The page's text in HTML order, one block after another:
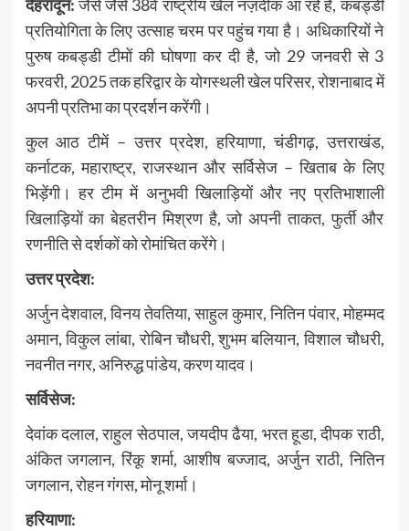
देहरादून:जैसे जैसे 38वें राष्ट्रीय खेल नज़दीक आ रहे हैं, कबड्डी
प्रतियोगिता के लिए उत्साह चरम पर पहुंच गया है। अधिकारियों ने
पुरुष कबड्डी टीमों की घोषणा कर दी है, जो 29 जनवरी से 3
फरवरी, 2025 तक हरिद्वार के योगस्थली खेल परिसर, रोशनाबाद में
अपनी प्रतिभा का प्रदर्शन करेंगी।
कुल आठ टीमें – उत्तर प्रदेश, हरियाणा, चंडीगढ़, उत्तराखंड,
कर्नाटक, महाराष्ट्र, राजस्थान और सर्विसेज – खिताब के लिए
भिड़ेंगी। हर टीम में अनुभवी खिलाड़ियों और नए प्रतिभाशाली
खिलाड़ियों का बेहतरीन मिश्रण है, जो अपनी ताकत, फुर्ती और
रणनीति से दर्शकों को रोमांचित करेंगे।
उत्तर प्रदेश:
अर्जुन देशवाल, विनय तेवतिया, साहुल कुमार, नितिन पंवार, मोहम्मद
अमान, विकुल लांबा, रोबिन चौधरी, शुभम बलियान, विशाल चौधरी,
नवनीत नगर, अनिरुद्ध पांडेय, करण यादव।
सर्विसेज:
देवांक दलाल, राहुल सेठपाल, जयदीप ढैया, भरत हूडा, दीपक राठी,
अंकित जगलान, रिंकू शर्मा, आशीष बज्जाद, अर्जुन राठी, नितिन
जगलान, रोहन गंगस, मोनू शर्मा।
हरियाणा: